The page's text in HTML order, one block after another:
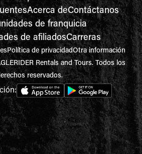
Acerca deContáctanos
de franquicia
de afiliadosCarreras
Política de privacidadOtra información
Rentals and Tours. Todos los
reservados.